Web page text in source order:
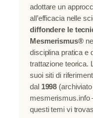
adottare un
all’efficacia nelle
diffondere le
Mesmerismus®
disciplina pratica e
trattazione teorica.
suoi siti di
dal 1998
mesmerismus.info
questi temi vi